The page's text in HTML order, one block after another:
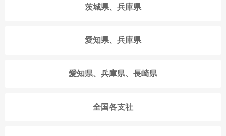
茨城県、兵庫県
愛知県、兵庫県
愛知県、兵庫県、長崎県
全国各支社